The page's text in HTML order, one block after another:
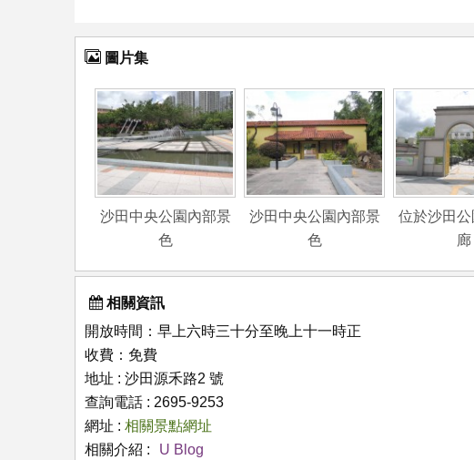
圖片集
沙田中央公園內部景
色
沙田中央公園內部景
色
位於沙田
廊
相關資訊
開放時間：早上六時三十分至晚上十一時正
收費：免費
地址 : 沙田源禾路2 號
查詢電話 : 2695-9253
網址 : 相關景點網址
相關介紹 :
U Blog